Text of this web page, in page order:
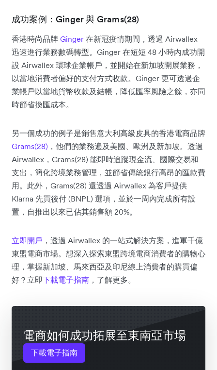
成功案例：Ginger 與 Grams(28)
香港時尚品牌 Ginger 在新冠疫情期間，透過 Airwallex
迅速進行業務數碼轉型。Ginger 在短短 48 小時內成功開
設 Airwallex 環球企業帳戶，並開始在新加坡開展業務，
以當地消費者偏好的支付方式收款。Ginger 更可透過企
業帳戶以當地貨幣收款及結帳，降低匯率風險之餘，亦同
時節省換匯成本。
另一個成功的例子是銷售意大利高級皮具的香港電商品牌
Grams(28) ，他們的業務遍及美國、歐洲及新加坡。透過
Airwallex，Grams(28) 能即時追蹤現金流、國際交易和
支出，簡化跨境業務管理，並節省傳統銀行高昂的匯款費
用。此外，Grams(28) 還透過 Airwallex 為客戶提供
Klarna 先買後付 (BNPL) 選項，並於一周內完成所有設
置，自推出以來已佔其銷售額 20%。
立即開戶 ，透過 Airwallex 的一站式解決方案，進軍千億
東盟電商市場。想深入探索東盟跨境電商消費者的購物心
理，掌握新加坡、馬來西亞及印尼線上消費者的購買偏
好？立即下載電子指南 ，了解更多。
電商如何成功拓展至東南亞市場
下載電子指南